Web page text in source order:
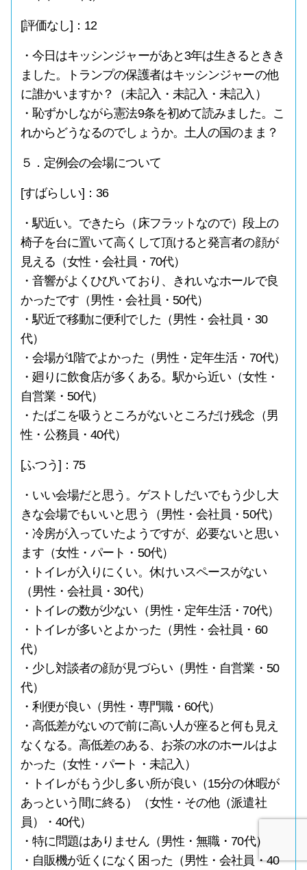
[評価なし]：12
・今日はキッシンジャーがあと3年は生きるときき
ました。トランプの保護者はキッシンジャーの他
に誰かいますか？（未記入・未記入・未記入）
・恥ずかしながら憲法9条を初めて読みました。こ
れからどうなるのでしょうか。土人の国のまま？
５．定例会の会場について
[すばらしい]：36
・駅近い。できたら（床フラットなので）段上の
椅子を台に置いて高くして頂けると発言者の顔が
見える（女性・会社員・70代）
・音響がよくひびいており、きれいなホールで良
かったです（男性・会社員・50代）
・駅近で移動に便利でした（男性・会社員・30
代）
・会場が1階でよかった（男性・定年生活・70代）
・廻りに飲食店が多くある。駅から近い（女性・
自営業・50代）
・たばこを吸うところがないところだけ残念（男
性・公務員・40代）
[ふつう]：75
・いい会場だと思う。ゲストしだいでもう少し大
きな会場でもいいと思う（男性・会社員・50代）
・冷房が入っていたようですが、必要ないと思い
ます（女性・パート・50代）
・トイレが入りにくい。休けいスペースがない
（男性・会社員・30代）
・トイレの数が少ない（男性・定年生活・70代）
・トイレが多いとよかった（男性・会社員・60
代）
・少し対談者の顔が見づらい（男性・自営業・50
代）
・利便が良い（男性・専門職・60代）
・高低差がないので前に高い人が座ると何も見え
なくなる。高低差のある、お茶の水のホールはよ
かった（女性・パート・未記入）
・トイレがもう少し多い所が良い（15分の休暇が
あっという間に終る）（女性・その他（派遣社
員）・40代）
・特に問題はありません（男性・無職・70代）
・自販機が近くになく困った（男性・会社員・40